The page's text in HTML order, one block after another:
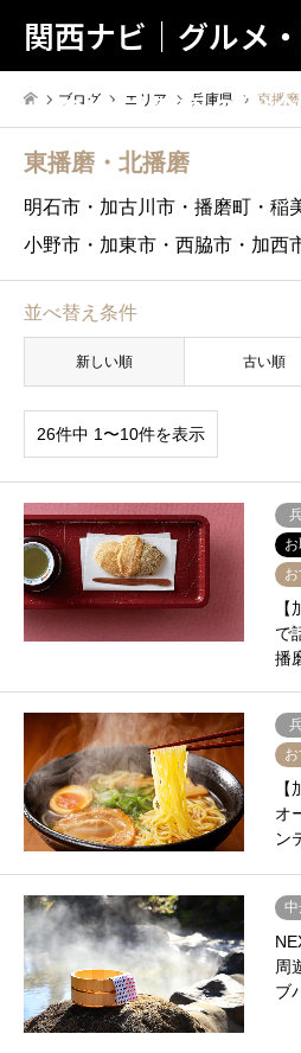
関西ナビ｜グルメ
トの地域情報の総合
ブログ エリア 兵庫県 東播
東播磨・北播磨
明石市・加古川市・播磨町・稲
小野市・加東市・西脇市・加西
並べ替え条件
新しい順 古い順
26件中 1〜10件を表示
で
播
オ
ン
中
周
ブ